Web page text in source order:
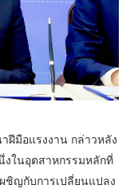
มือแรงงาน กล่าวหลัง
ในอุตสาหกรรมหลักที่
ชิญกับการเปลี่ยนแปลง